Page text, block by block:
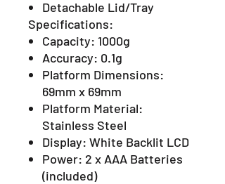
Detachable Lid/Tray
Specifications:
Capacity: 1000g
Accuracy: 0.1g
Platform Dimensions:
69mm x 69mm
Platform Material:
Stainless Steel
Display: White Backlit LCD
Power: 2 x AAA Batteries
(included)